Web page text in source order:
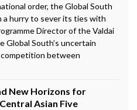
order, the Global South
a hurry to sever its ties with
Director of the Valdai
Global South’s uncertain
between
New Horizons for
Asian Five